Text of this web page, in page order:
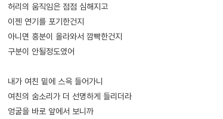
허리의 움직임은 점점 심해지고
이젠 연기를 포기한건지
아니면 흥분이 올라와서 깜빡한건지
구분이 안될정도였어
내가 여친 밑에 스윽 들어가니
여친의 숨소리가 더 선명하게 들리더라
엉굴을 바로 앞에서 보니까